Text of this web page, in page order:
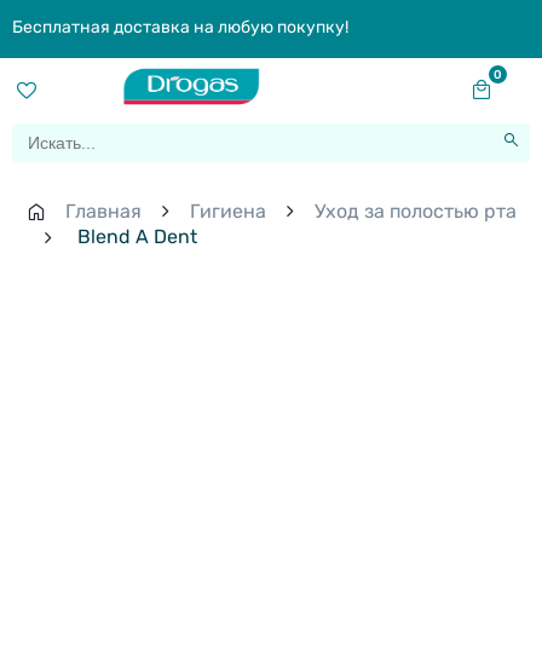
Бесплатная доставка на любую покупку!
0
Главная Гигиена
Уход за полостью рта
Blend A Dent